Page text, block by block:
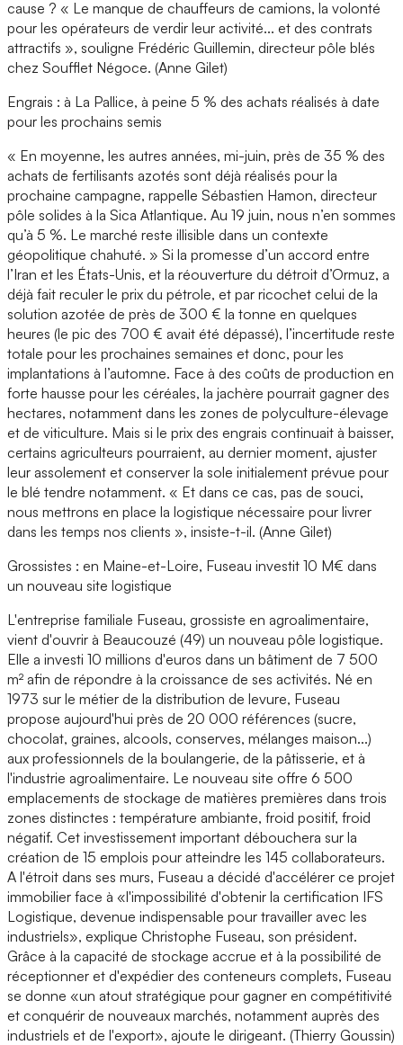
cause ? « Le manque de chauffeurs de camions, la volonté
pour les opérateurs de verdir leur activité... et des contrats
attractifs », souligne Frédéric Guillemin, directeur pôle blés
chez Soufflet Négoce. (Anne Gilet)
Engrais : à La Pallice, à peine 5 % des achats réalisés à date
pour les prochains semis
« En moyenne, les autres années, mi-juin, près de 35 % des
achats de fertilisants azotés sont déjà réalisés pour la
prochaine campagne, rappelle Sébastien Hamon, directeur
pôle solides à la Sica Atlantique. Au 19 juin, nous n’en sommes
qu’à 5 %. Le marché reste illisible dans un contexte
géopolitique chahuté. » Si la promesse d’un accord entre
l’Iran et les États-Unis, et la réouverture du détroit d’Ormuz, a
déjà fait reculer le prix du pétrole, et par ricochet celui de la
solution azotée de près de 300 € la tonne en quelques
heures (le pic des 700 € avait été dépassé), l’incertitude reste
totale pour les prochaines semaines et donc, pour les
implantations à l’automne. Face à des coûts de production en
forte hausse pour les céréales, la jachère pourrait gagner des
hectares, notamment dans les zones de polyculture-élevage
et de viticulture. Mais si le prix des engrais continuait à baisser,
certains agriculteurs pourraient, au dernier moment, ajuster
leur assolement et conserver la sole initialement prévue pour
le blé tendre notamment. « Et dans ce cas, pas de souci,
nous mettrons en place la logistique nécessaire pour livrer
dans les temps nos clients », insiste-t-il. (Anne Gilet)
Grossistes : en Maine-et-Loire, Fuseau investit 10 M€ dans
un nouveau site logistique
L'entreprise familiale Fuseau, grossiste en agroalimentaire,
vient d'ouvrir à Beaucouzé (49) un nouveau pôle logistique.
Elle a investi 10 millions d'euros dans un bâtiment de 7 500
m² afin de répondre à la croissance de ses activités. Né en
1973 sur le métier de la distribution de levure, Fuseau
propose aujourd'hui près de 20 000 références (sucre,
chocolat, graines, alcools, conserves, mélanges maison...)
aux professionnels de la boulangerie, de la pâtisserie, et à
l'industrie agroalimentaire. Le nouveau site offre 6 500
emplacements de stockage de matières premières dans trois
zones distinctes : température ambiante, froid positif, froid
négatif. Cet investissement important débouchera sur la
création de 15 emplois pour atteindre les 145 collaborateurs.
A l'étroit dans ses murs, Fuseau a décidé d'accélérer ce projet
immobilier face à «l'impossibilité d'obtenir la certification IFS
Logistique, devenue indispensable pour travailler avec les
industriels», explique Christophe Fuseau, son président.
Grâce à la capacité de stockage accrue et à la possibilité de
réceptionner et d'expédier des conteneurs complets, Fuseau
se donne «un atout stratégique pour gagner en compétitivité
et conquérir de nouveaux marchés, notamment auprès des
industriels et de l'export», ajoute le dirigeant. (Thierry Goussin)